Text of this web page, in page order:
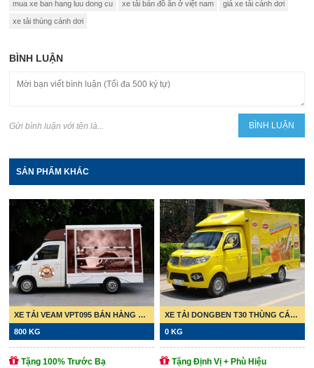
mua xe ban hang luu dong cu xe tải bán đồ ăn ở việt nam giá xe tải cánh dơi
xe tải thùng cánh dơi
BÌNH LUẬN
Gửi bình luận với tên là...
SẢN PHẨM KHÁC
XE TẢI VEAM VPT095 BÁN HÀNG LƯU ĐỘNG
800 KG
Tặng 100% Trước Bạ
XE TẢI DONGBEN T30 THÙNG CÁNH DƠI
0 KG
Tặng Định Vị + Phù Hiệu